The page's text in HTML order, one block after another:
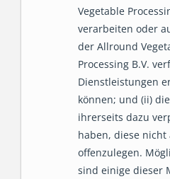
Vegetable
verarbeiten oder
der Allround
Processing B.V.
Dienstleistungen
können; und (ii)
ihrerseits dazu
haben, diese nicht
offenzulegen.
sind einige dieser